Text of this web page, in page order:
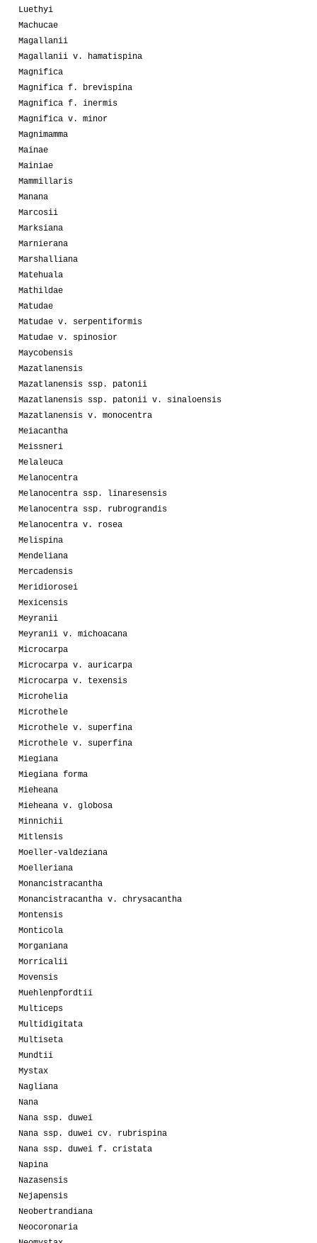
Luethyi
Machucae
Magallanii
Magallanii v. hamatispina
Magnifica
Magnifica f. brevispina
Magnifica f. inermis
Magnifica v. minor
Magnimamma
Mainae
Mainiae
Mammillaris
Manana
Marcosii
Marksiana
Marnierana
Marshalliana
Matehuala
Mathildae
Matudae
Matudae v. serpentiformis
Matudae v. spinosior
Maycobensis
Mazatlanensis
Mazatlanensis ssp. patonii
Mazatlanensis ssp. patonii v. sinaloensis
Mazatlanensis v. monocentra
Meiacantha
Meissneri
Melaleuca
Melanocentra
Melanocentra ssp. linaresensis
Melanocentra ssp. rubrograndis
Melanocentra v. rosea
Melispina
Mendeliana
Mercadensis
Meridiorosei
Mexicensis
Meyranii
Meyranii v. michoacana
Microcarpa
Microcarpa v. auricarpa
Microcarpa v. texensis
Microhelia
Microthele
Microthele v. superfina
Microthele v. superfina
Miegiana
Miegiana forma
Mieheana
Mieheana v. globosa
Minnichii
Mitlensis
Moeller-valdeziana
Moelleriana
Monancistracantha
Monancistracantha v. chrysacantha
Montensis
Monticola
Morganiana
Morricalii
Movensis
Muehlenpfordtii
Multiceps
Multidigitata
Multiseta
Mundtii
Mystax
Nagliana
Nana
Nana ssp. duwei
Nana ssp. duwei cv. rubrispina
Nana ssp. duwei f. cristata
Napina
Nazasensis
Nejapensis
Neobertrandiana
Neocoronaria